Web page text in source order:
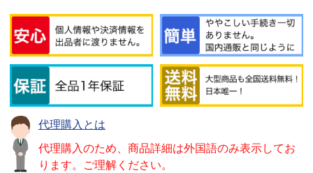
代理購入とは
代理購入のため、商品詳細は外国語のみ表示してお
ります。ご理解ください。